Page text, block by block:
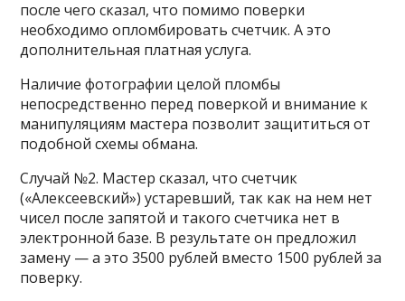
после чего сказал, что помимо поверки
необходимо опломбировать счетчик. А это
дополнительная платная услуга.
Наличие фотографии целой пломбы
непосредственно перед поверкой и внимание к
манипуляциям мастера позволит защититься от
подобной схемы обмана.
Случай №2. Мастер сказал, что счетчик
(«Алексеевский») устаревший, так как на нем нет
чисел после запятой и такого счетчика нет в
электронной базе. В результате он предложил
замену — а это 3500 рублей вместо 1500 рублей за
поверку.